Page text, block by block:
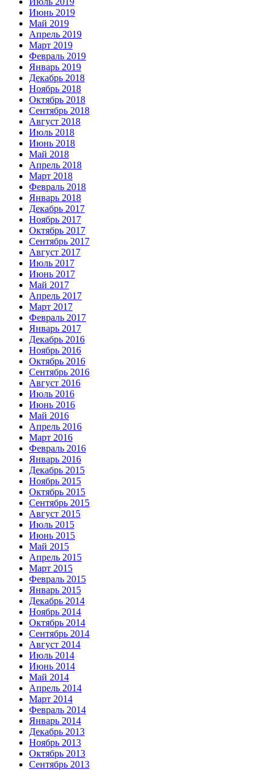
Июнь 2019
Май 2019
Апрель 2019
Март 2019
Февраль 2019
Январь 2019
Декабрь 2018
Ноябрь 2018
Октябрь 2018
Сентябрь 2018
Август 2018
Июль 2018
Июнь 2018
Май 2018
Апрель 2018
Март 2018
Февраль 2018
Январь 2018
Декабрь 2017
Ноябрь 2017
Октябрь 2017
Сентябрь 2017
Август 2017
Июль 2017
Июнь 2017
Май 2017
Апрель 2017
Март 2017
Февраль 2017
Январь 2017
Декабрь 2016
Ноябрь 2016
Октябрь 2016
Сентябрь 2016
Август 2016
Июль 2016
Июнь 2016
Май 2016
Апрель 2016
Март 2016
Февраль 2016
Январь 2016
Декабрь 2015
Ноябрь 2015
Октябрь 2015
Сентябрь 2015
Август 2015
Июль 2015
Июнь 2015
Май 2015
Апрель 2015
Март 2015
Февраль 2015
Январь 2015
Декабрь 2014
Ноябрь 2014
Октябрь 2014
Сентябрь 2014
Август 2014
Июль 2014
Июнь 2014
Май 2014
Апрель 2014
Март 2014
Февраль 2014
Январь 2014
Декабрь 2013
Ноябрь 2013
Октябрь 2013
Сентябрь 2013